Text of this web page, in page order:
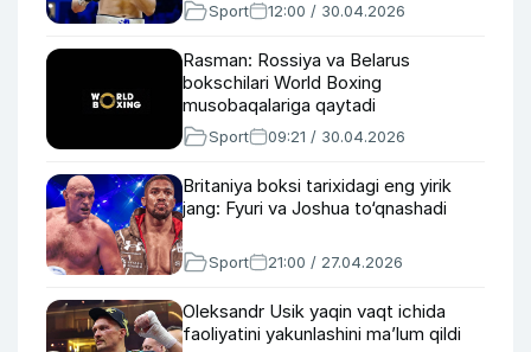
Sport 12:00 / 30.04.2026
Rasman: Rossiya va Belarus
bokschilari World Boxing
musobaqalariga qaytadi
Sport 09:21 / 30.04.2026
Britaniya boksi tarixidagi eng yirik
jang: Fyuri va Joshua to‘qnashadi
Sport 21:00 / 27.04.2026
Oleksandr Usik yaqin vaqt ichida
faoliyatini yakunlashini ma’lum qildi